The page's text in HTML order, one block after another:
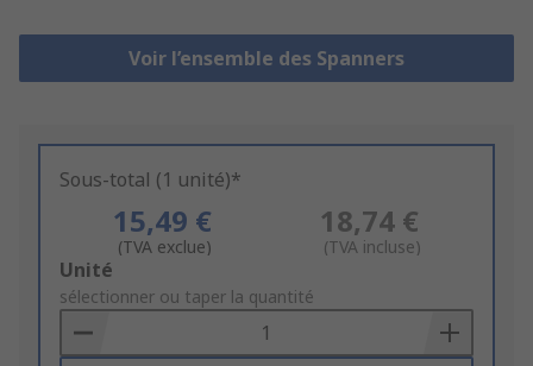
Voir l’ensemble des Spanners
Sous-total (1 unité)*
15,49 €
(TVA exclue)
18,74 €
(TVA incluse)
Add
to
Basket
Unité
sélectionner ou taper la quantité